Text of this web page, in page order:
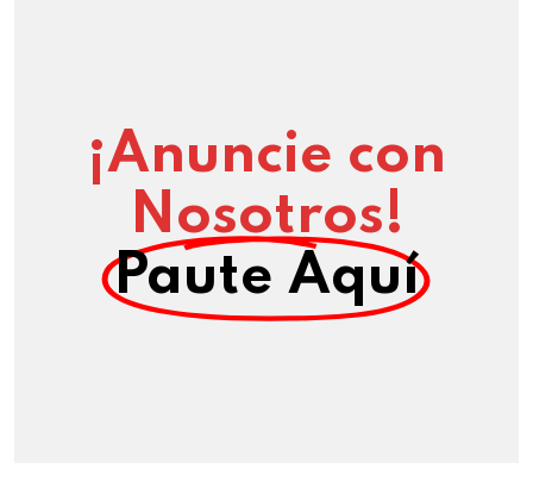
¡Anuncie con
Nosotros!
Paute Aquí